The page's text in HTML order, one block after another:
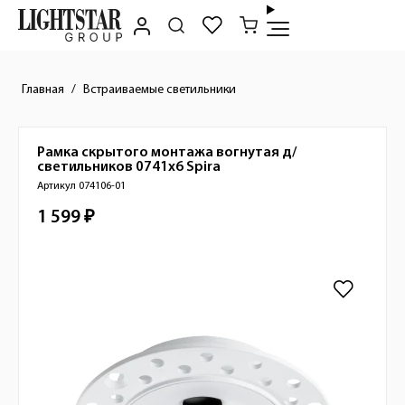
Главная Встраиваемые светильники
Краткое описание товара
Рамка скрытого монтажа вогнутая д/
светильников 0741х6 Spira
Артикул 074106-01
Стоимость товара
1 599 ₽